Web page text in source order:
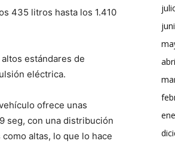
435 litros hasta los 1.410
estándares de
eléctrica.
ofrece unas
seg, con una distribución
altas, lo que lo hace